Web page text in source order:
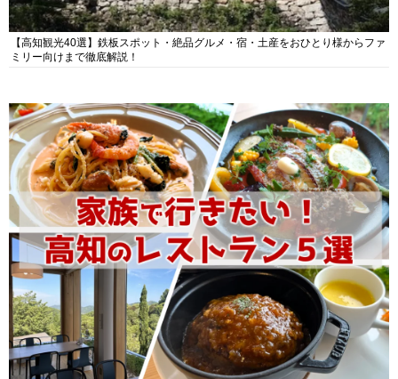
【高知観光40選】鉄板スポット・絶品グルメ・宿・土産をおひとり様からファ
ミリー向けまで徹底解説！